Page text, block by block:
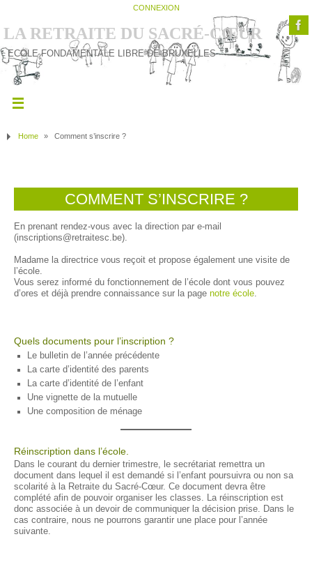
CONNEXION
LA RETRAITE DU SACRÉ-CŒUR
ECOLE FONDAMENTALE LIBRE DE BRUXELLES
Home » Comment s’inscrire ?
COMMENT S’INSCRIRE ?
En prenant rendez-vous avec la direction par e-mail
(inscriptions@retraitesc.be).
Madame la directrice vous reçoit et propose également une visite de
l’école.
Vous serez informé du fonctionnement de l’école dont vous pouvez
d’ores et déjà prendre connaissance sur la page notre école.
Quels documents pour l’inscription ?
Le bulletin de l’année précédente
La carte d’identité des parents
La carte d’identité de l’enfant
Une vignette de la mutuelle
Une composition de ménage
Réinscription dans l’école.
Dans le courant du dernier trimestre, le secrétariat remettra un
document dans lequel il est demandé si l’enfant poursuivra ou non sa
scolarité à la Retraite du Sacré-Cœur. Ce document devra être
complété afin de pouvoir organiser les classes. La réinscription est
donc associée à un devoir de communiquer la décision prise. Dans le
cas contraire, nous ne pourrons garantir une place pour l’année
suivante.